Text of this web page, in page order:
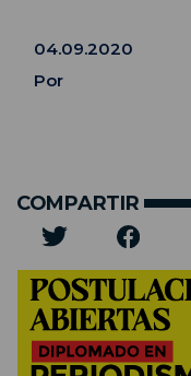
04.09.2020
Por
COMPARTIR